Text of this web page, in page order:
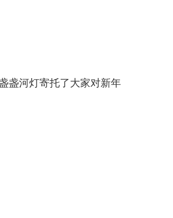
盏河灯寄托了大家对新年